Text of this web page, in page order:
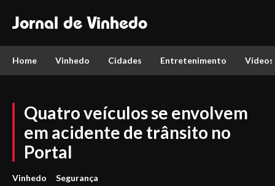
Jornal de Vinhedo
Home Vinhedo Cidades Entretenimento Vídeos
Quatro veículos se envolvem
em acidente de trânsito no
Portal
Vinhedo Segurança